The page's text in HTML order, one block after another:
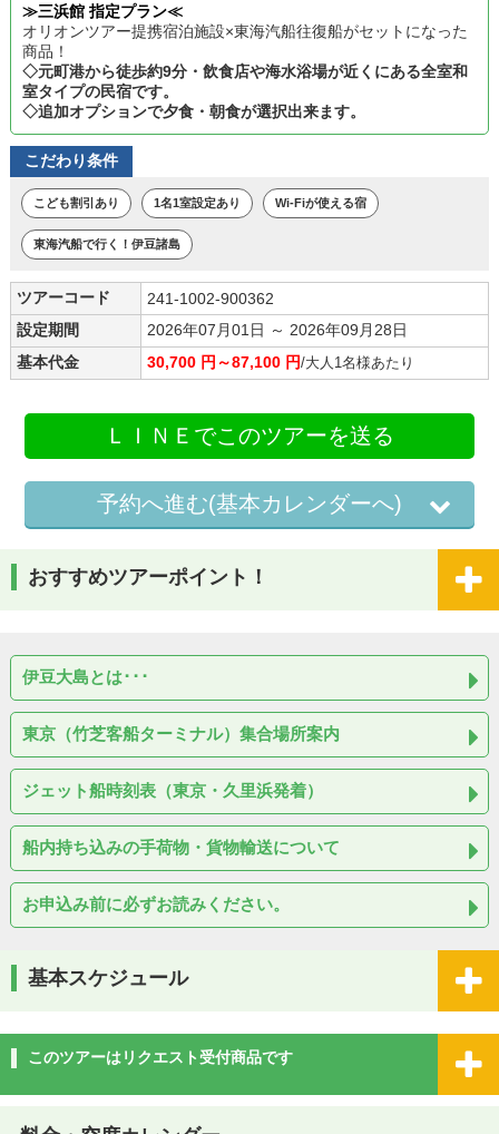
≫三浜館 指定プラン≪
オリオンツアー提携宿泊施設×東海汽船往復船がセットになった
商品！
◇元町港から徒歩約9分・飲食店や海水浴場が近くにある全室和
室タイプの民宿です。
◇追加オプションで夕食・朝食が選択出来ます。
こだわり条件
こども割引あり 1名1室設定あり Wi-Fiが使える宿
東海汽船で行く！伊豆諸島
ツアーコード
241-1002-900362
設定期間
2026年07月01日 ～ 2026年09月28日
基本代金
30,700 円～87,100 円/大人1名様あたり
ＬＩＮＥでこのツアーを送る
予約へ進む(基本カレンダーへ)
おすすめツアーポイント！
伊豆大島とは･･･
東京（竹芝客船ターミナル）集合場所案内
ジェット船時刻表（東京・久里浜発着）
船内持ち込みの手荷物・貨物輸送について
お申込み前に必ずお読みください。
基本スケジュール
このツアーはリクエスト受付商品です